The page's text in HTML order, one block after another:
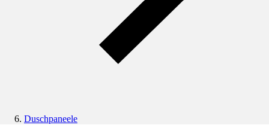
Duschpaneele